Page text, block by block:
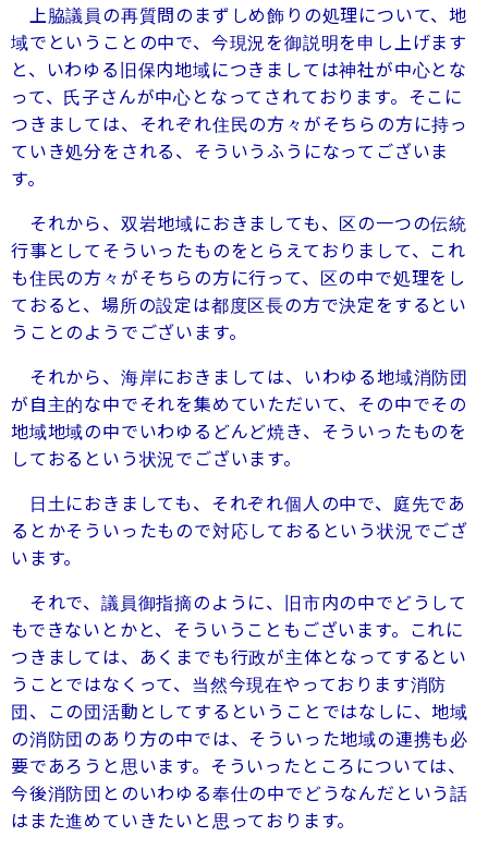
上脇議員の再質問のまずしめ飾りの処理について、地
域でということの中で、今現況を御説明を申し上げます
と、いわゆる旧保内地域につきましては神社が中心とな
って、氏子さんが中心となってされております。そこに
つきましては、それぞれ住民の方々がそちらの方に持っ
ていき処分をされる、そういうふうになってございま
す。
それから、双岩地域におきましても、区の一つの伝統
行事としてそういったものをとらえておりまして、これ
も住民の方々がそちらの方に行って、区の中で処理をし
ておると、場所の設定は都度区長の方で決定をするとい
うことのようでございます。
それから、海岸におきましては、いわゆる地域消防団
が自主的な中でそれを集めていただいて、その中でその
地域地域の中でいわゆるどんど焼き、そういったものを
しておるという状況でございます。
日土におきましても、それぞれ個人の中で、庭先であ
るとかそういったもので対応しておるという状況でござ
います。
それで、議員御指摘のように、旧市内の中でどうして
もできないとかと、そういうこともございます。これに
つきましては、あくまでも行政が主体となってするとい
うことではなくって、当然今現在やっております消防
団、この団活動としてするということではなしに、地域
の消防団のあり方の中では、そういった地域の連携も必
要であろうと思います。そういったところについては、
今後消防団とのいわゆる奉仕の中でどうなんだという話
はまた進めていきたいと思っております。